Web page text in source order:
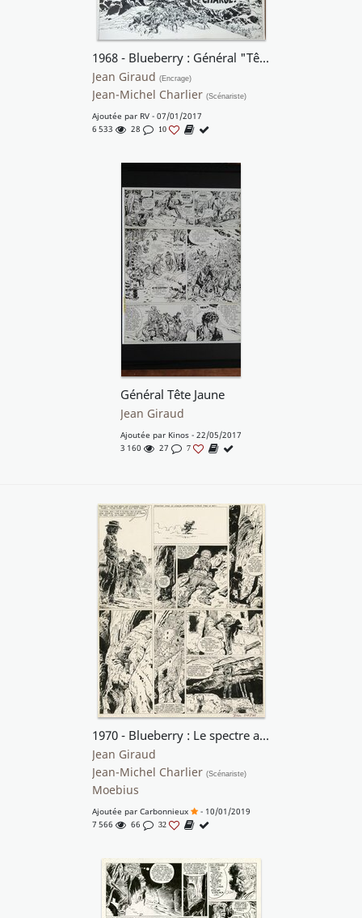
1968 - Blueberry : Général "Tête Jaune"
Jean Giraud (Encrage)
Jean-Michel Charlier (Scénariste)
Ajoutée par RV - 07/01/2017
6 533
28 10
Général Tête Jaune
Jean Giraud
Ajoutée par Kinos - 22/05/2017
3 160
27 7
1970 - Blueberry : Le spectre aux balles d'or (34) *
Jean Giraud
Jean-Michel Charlier (Scénariste)
Moebius
Ajoutée par Carbonnieux
- 10/01/2019
7 566
66 32